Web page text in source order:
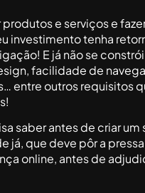
e serviços e
investimento tenha
E já não se
facilidade de
entre outros requisitos
saber antes de criar
já, que deve pôr a
online, antes de